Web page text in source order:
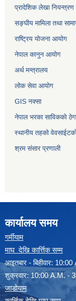
प्रादेशिक लेखा नियन्त्रण
सङ्‍घीय मामिला तथा
राष्ट्रिय योजना आयोग
नेपाल कानुन आयोग
अर्थ मन्त्रालय
लोक सेवा आयोग
GIS नक्सा
नेपाल भरका साविककाे
स्थानीय तहको
श्रम संसार प्रणाली
कार्यालय समय
गर्मीयाम
माघ देखि कार्त्तिक सम्म
आइतबार - बिहीवार:
शुक्रवार: 10:00 A.M. -
जाडोयाम